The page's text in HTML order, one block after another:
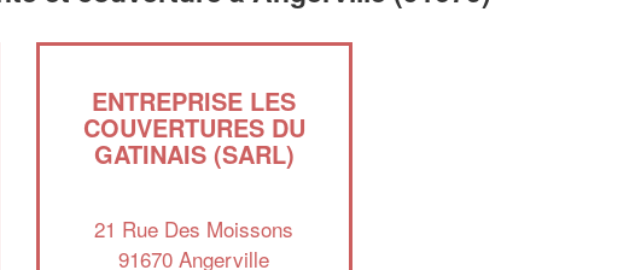
ENTREPRISE LES
COUVERTURES DU
GATINAIS (SARL)
21 Rue Des Moissons
91670 Angerville